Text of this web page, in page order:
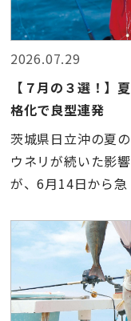
2026.07.29
【７月の３選！】
格化で良型連発
茨城県日立沖の夏
ウネリが続いた影
が、6月14日から急